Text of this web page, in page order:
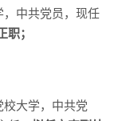
，中共党员，现任
职；
校大学，中共党